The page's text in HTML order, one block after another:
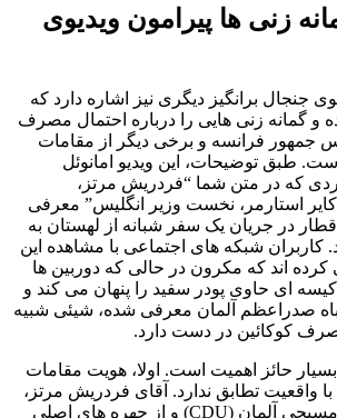
زنی ها پیرامون ویدیوی
جنجال برانگیز دیگری نیز اشاره دارد که
و گمانه زنی هایی را درباره احتمال مصرف
جمهور فرانسه و برخی دیگر از مقامات
طبق توضیحات، این ویدیو امانوئل
که در متن شما “فردریش مرتز،
استارمر، نخست وزیر انگلیس” معرفی
قطار در جریان یک سفر شبانه از لهستان به
کاربران شبکه های اجتماعی با مشاهده این
کرده اند که مکرون در حالی که دوربین ها
ای حاوی پودر سفید را پنهان می کند و
صدراعظم آلمان معرفی شده، شیئی شبیه
کوکائین در دست دارد.
بسیار حائز اهمیت است. اولا، هویت مقامات
واقعیت تطابق ندارد. آقای فردریش مرتز،
رهبر حزب دموکرات مسیحی آلمان (CDU) و از چهره های اصلی